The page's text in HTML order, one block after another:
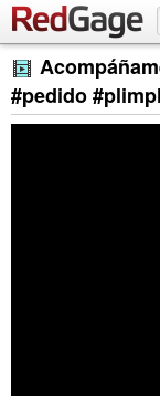
#pedido